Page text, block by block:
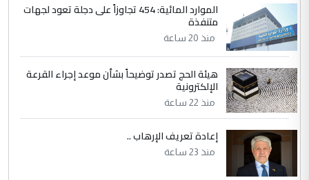
الموارد المائية: 454 تجاوزاً على دجلة تعود لجهات
متنفذة
منذ 20 ساعة
هيئة الحج تصدر توضيحاً بشأن موعد إجراء القرعة
الإلكترونية
منذ 22 ساعة
إعادة تعريف الإرهاب ..
منذ 23 ساعة